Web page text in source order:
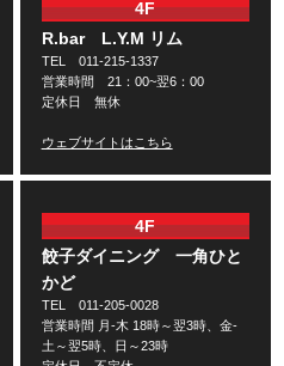
4F
R.bar L.Y.M リム
TEL 011-215-1337
営業時間 21：00~翌6：00
定休日 無休
ウェブサイトはこちら
4F
餃子ダイニング 一角ひと
かど
TEL 011-205-0028
営業時間 月-木 18時～翌3時、金-
土～翌5時、日～23時